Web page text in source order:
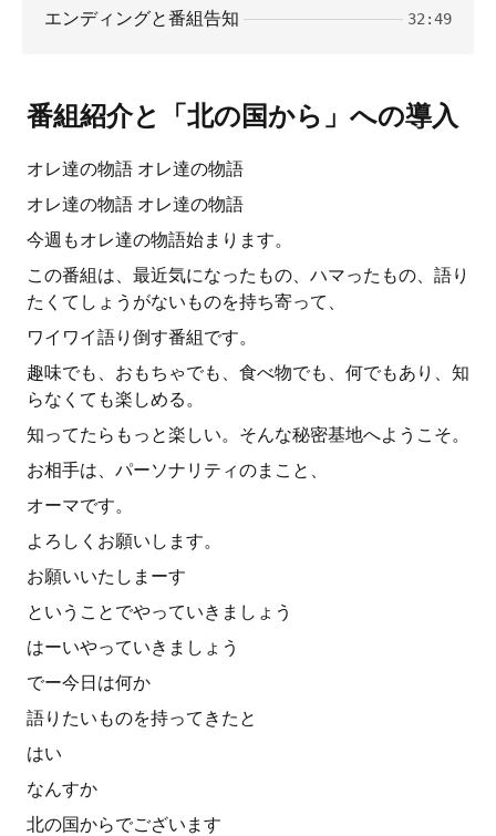
エンディングと番組告知 32:49
番組紹介と「北の国から」への導入
オレ達の物語 オレ達の物語
オレ達の物語 オレ達の物語
今週もオレ達の物語始まります。
この番組は、最近気になったもの、ハマったもの、語り
たくてしょうがないものを持ち寄って、
ワイワイ語り倒す番組です。
趣味でも、おもちゃでも、食べ物でも、何でもあり、知
らなくても楽しめる。
知ってたらもっと楽しい。そんな秘密基地へようこそ。
お相手は、パーソナリティのまこと、
オーマです。
よろしくお願いします。
お願いいたしまーす
ということでやっていきましょう
はーいやっていきましょう
でー今日は何か
語りたいものを持ってきたと
はい
なんすか
北の国からでございます